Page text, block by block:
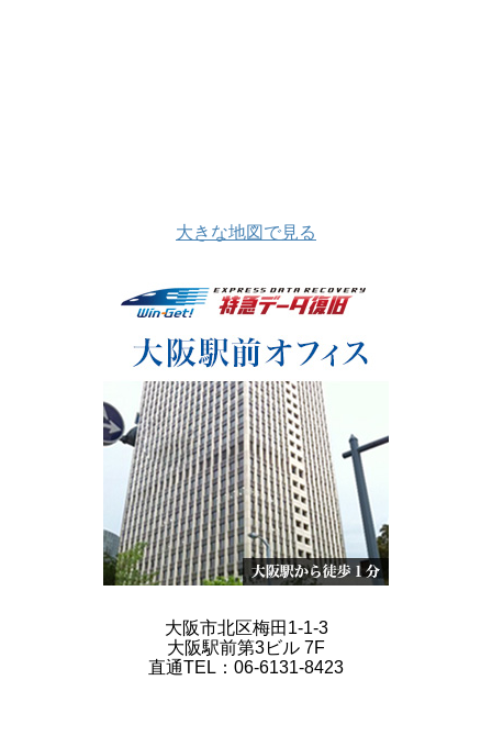
大きな地図で見る
大阪市北区梅田1-1-3
大阪駅前第3ビル 7F
直通TEL：06-6131-8423